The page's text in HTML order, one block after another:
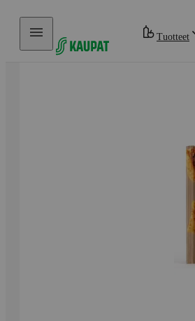
Hyppää sisältöön
Tuotteet